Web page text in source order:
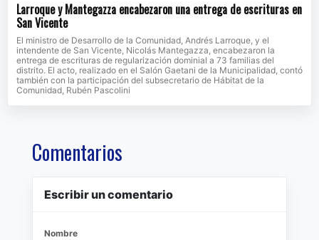
Larroque y Mantegazza encabezaron una entrega de escrituras en
San Vicente
El ministro de Desarrollo de la Comunidad, Andrés Larroque, y el
intendente de San Vicente, Nicolás Mantegazza, encabezaron la
entrega de escrituras de regularización dominial a 73 familias del
distrito. El acto, realizado en el Salón Gaetani de la Municipalidad, contó
también con la participación del subsecretario de Hábitat de la
Comunidad, Rubén Pascolini
Comentarios
Escribir un comentario
Nombre